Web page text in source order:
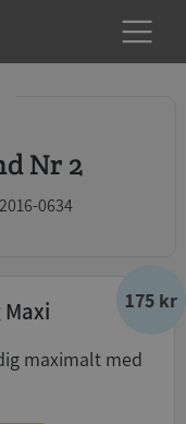
Nr 2
0634
175 kr
maximalt med